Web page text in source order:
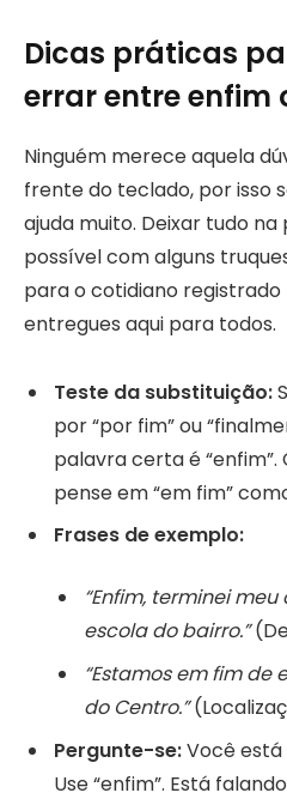
Dicas práticas
errar entre enfim
Ninguém merece aquela
frente do teclado, por isso
ajuda muito. Deixar tudo
possível com alguns
para o cotidiano registrado
entregues aqui para todos.
Teste da substituição:
por “por fim” ou
palavra certa é
pense em “em fim”
Frases de exemplo:
“Enfim, terminei
escola do bairro.”
“Estamos em fim
do Centro.”
Pergunte-se:Você está
Use “enfim”. Está